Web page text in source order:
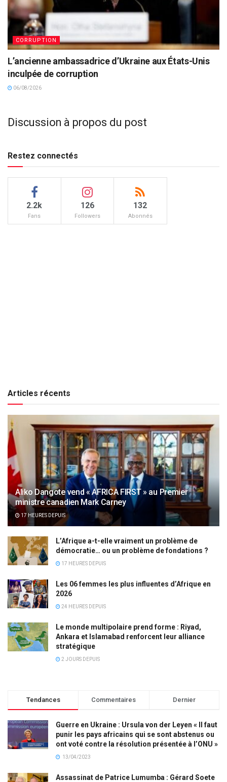
CORRUPTION
L’ancienne ambassadrice d’Ukraine aux États-Unis
inculpée de corruption
06/08/2026
Discussion à propos du post
Restez connectés
2.2k
Fans
126
Followers
132
Abonnés
Articles récents
Aliko Dangote vend « AFRICA FIRST » au Premier
ministre canadien Mark Carney
17 HEURES DEPUIS
L’Afrique a-t-elle vraiment un problème de
démocratie… ou un problème de fondations ?
17 HEURES DEPUIS
Les 06 femmes les plus influentes d’Afrique en
2026
24 HEURES DEPUIS
Le monde multipolaire prend forme : Riyad,
Ankara et Islamabad renforcent leur alliance
stratégique
2 JOURS DEPUIS
Tendances Commentaires Dernier
Guerre en Ukraine : Ursula von der Leyen « Il faut
punir les pays africains qui se sont abstenus ou
ont voté contre la résolution présentée à l’ONU »
13/04/2023
Assassinat de Patrice Lumumba : Gérard Soete